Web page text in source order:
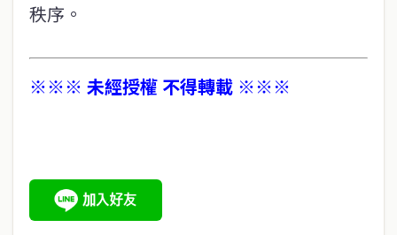
秩序。
※※※ 未經授權 不得轉載 ※※※